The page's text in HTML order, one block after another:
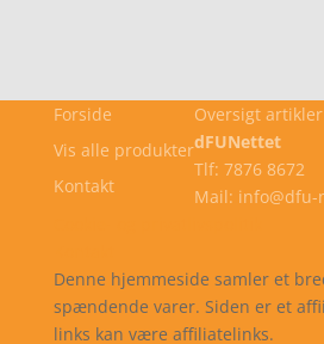
Forside
Vis alle produkter
Kontakt
Oversigt artikler
dFUNettet
Tlf: 7876 8672
Mail:
Denne hjemmeside samler et
spændende varer. Siden er et
links kan være affiliatelinks.